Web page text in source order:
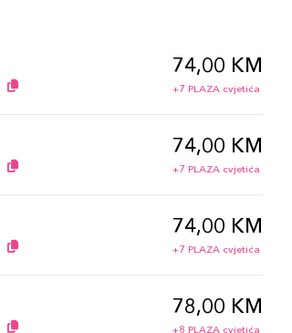
74,00 KM
+7 PLAZA cvjetića
74,00 KM
+7 PLAZA cvjetića
74,00 KM
+7 PLAZA cvjetića
78,00 KM
+8 PLAZA cvjetića